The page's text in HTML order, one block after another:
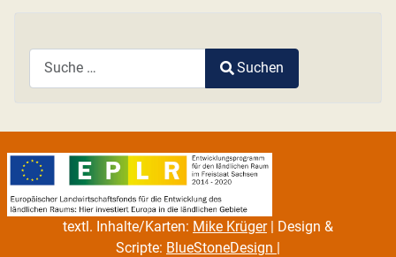
Suchen
textl. Inhalte/Karten: Mike Krüger| Design &
Scripte: BlueStoneDesign |